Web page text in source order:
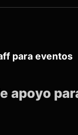
para eventos
apoyo